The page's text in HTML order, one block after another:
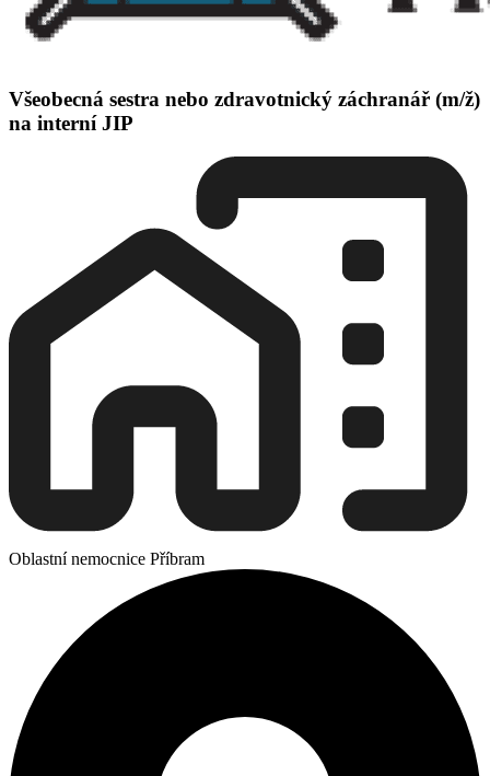
Všeobecná sestra nebo zdravotnický záchranář (m/ž)
na interní JIP
Oblastní nemocnice Příbram